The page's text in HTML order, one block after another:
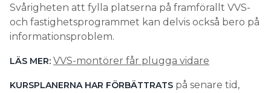
Svårigheten att fylla platserna på framförallt VVS-
och fastighetsprogrammet kan delvis också bero på
informationsproblem.
LÄS MER: VVS-montörer får plugga vidare
KURSPLANERNA HAR FÖRBÄTTRATS på senare tid,